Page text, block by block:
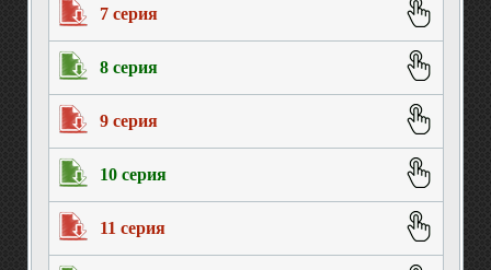
7 серия
8 серия
9 серия
10 серия
11 серия